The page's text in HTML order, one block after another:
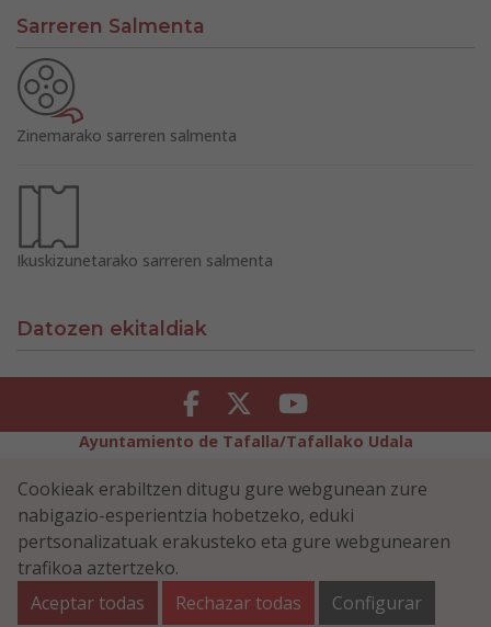
Sarreren Salmenta
Zinemarako sarreren salmenta
Ikuskizunetarako sarreren salmenta
Datozen ekitaldiak
Facebook Twitter Youtube
Ayuntamiento de Tafalla/Tafallako Udala
Erabilerreztasuna
Cookiei buruzko politika
Informazioaren Segurtasun-Politika
Plaza Navarra 5 - 31300 Tafalla (NAVARRA)
948 70 18 11
ayuntamiento@tafalla.es
Cookieak erabiltzen ditugu gure webgunean zure
nabigazio-esperientzia hobetzeko, eduki
pertsonalizatuak erakusteko eta gure webgunearen
trafikoa aztertzeko.
Aceptar todas
Rechazar todas Configurar